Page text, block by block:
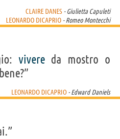
CLAIRE DANES - Giulietta Capuleti
LEONARDO DICAPRIO - Romeo Montecchi
vivereda mostro o
LEONARDO DICAPRIO - Edward Daniels